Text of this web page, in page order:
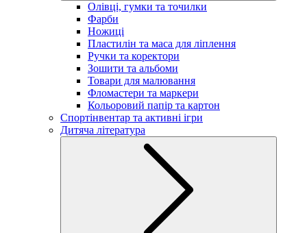
Олівці, гумки та точилки
Фарби
Ножиці
Пластилін та маса для ліплення
Ручки та коректори
Зошити та альбоми
Товари для малювання
Фломастери та маркери
Кольоровий папір та картон
Спортінвентар та активні ігри
Дитяча література